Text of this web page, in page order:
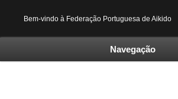
Bem-vindo à Federação Portuguesa de Aikido
Navegação